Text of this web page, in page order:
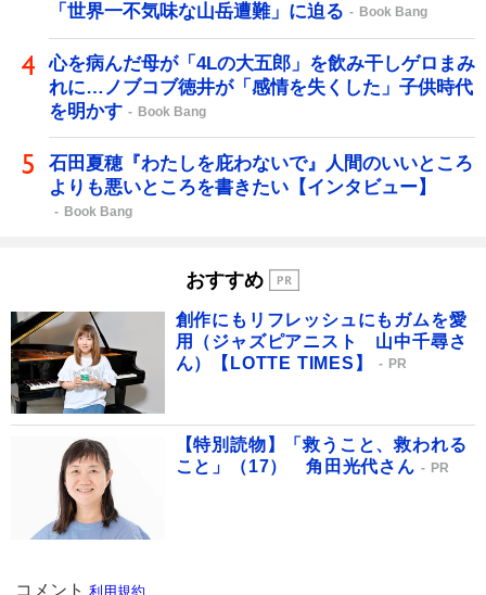
「世界一不気味な山岳遭難」に迫る
Book Bang
心を病んだ母が「4Lの大五郎」を飲み干しゲロまみ
れに…ノブコブ徳井が「感情を失くした」子供時代
を明かす
Book Bang
石田夏穂『わたしを庇わないで』人間のいいところ
よりも悪いところを書きたい【インタビュー】
Book Bang
おすすめ
創作にもリフレッシュにもガムを愛
用（ジャズピアニスト 山中千尋さ
ん）【LOTTE TIMES】
PR
【特別読物】「救うこと、救われる
こと」（17） 角田光代さん
PR